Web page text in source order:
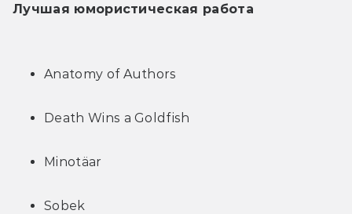
Лучшая юмористическая работа
Anatomy of Authors
Death Wins a Goldfish
Minotäar
Sobek